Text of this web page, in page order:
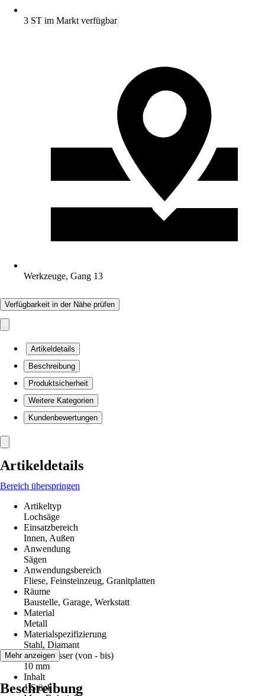
3 ST im Markt verfügbar
Werkzeuge, Gang 13
Verfügbarkeit in der Nähe prüfen
Artikeldetails
Beschreibung
Produktsicherheit
Weitere Kategorien
Kundenbewertungen
Artikeldetails
Bereich überspringen
Artikeltyp
Lochsäge
Einsatzbereich
Innen, Außen
Anwendung
Sägen
Anwendungsbereich
Fliese, Feinsteinzeug, Granitplatten
Räume
Baustelle, Garage, Werkstatt
Material
Metall
Materialspezifizierung
Stahl, Diamant
Durchmesser (von - bis)
10 mm
Inhalt
1 Stück
Mehr anzeigen
Beschreibung